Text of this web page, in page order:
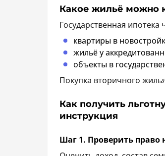
Какое жильё можно
Государственная ипотека
квартиры в
жильё у
объекты в
Покупка вторичного
Как получить
инструкция
Шаг 1. Проверить право